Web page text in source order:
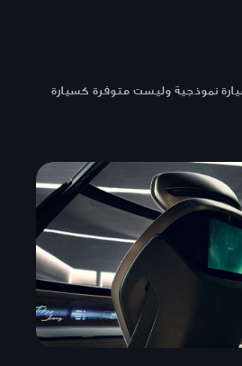
نموذجية وليست متوفرة كسيارة